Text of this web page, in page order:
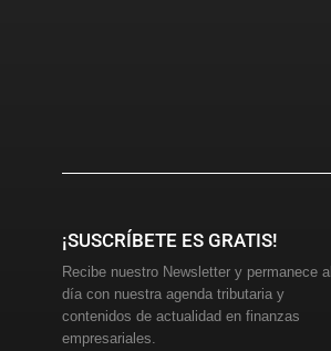
¡SUSCRÍBETE ES GRATIS!
Recibe nuestro Newsletter y permanece al
día con nuestra agenda tributaria y
contenidos de actualidad en finanzas
empresariales.